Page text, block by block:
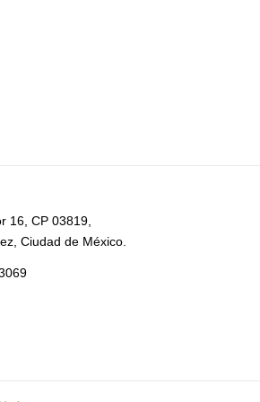
16, CP 03819,
Ciudad de México.